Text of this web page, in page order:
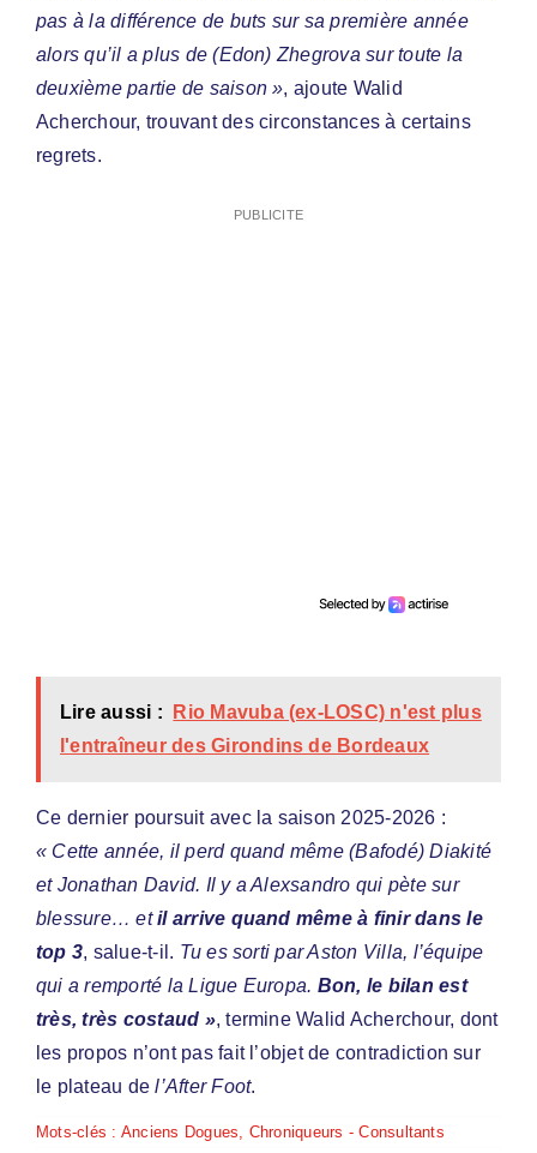
pas à la différence de buts sur sa première année
alors qu’il a plus de (Edon) Zhegrova sur toute la
deuxième partie de saison », ajoute Walid
Acherchour, trouvant des circonstances à certains
regrets.
PUBLICITE
Lire aussi :
Rio Mavuba (ex-LOSC) n'est plus
l'entraîneur des Girondins de Bordeaux
Ce dernier poursuit avec la saison 2025-2026 :
« Cette année, il perd quand même (Bafodé) Diakité
et Jonathan David. Il y a Alexsandro qui pète sur
blessure… etil arrive quand même à finir dans le
top 3, salue-t-il. Tu es sorti par Aston Villa, l’équipe
qui a remporté la Ligue Europa. Bon, le bilan est
très, très costaud », termine Walid Acherchour, dont
les propos n’ont pas fait l’objet de contradiction sur
le plateau del’After Foot.
Mots-clés : Anciens Dogues, Chroniqueurs - Consultants